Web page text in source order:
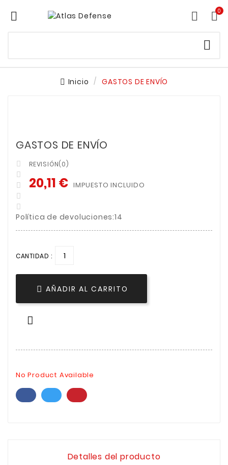
  0

Inicio GASTOS DE ENVÍO
GASTOS DE ENVÍO





REVISIÓN(0)
20,11 € IMPUESTO INCLUIDO
Política de devoluciones:14
CANTIDAD :
 AÑADIR AL CARRITO

No Product Available
Detalles del producto